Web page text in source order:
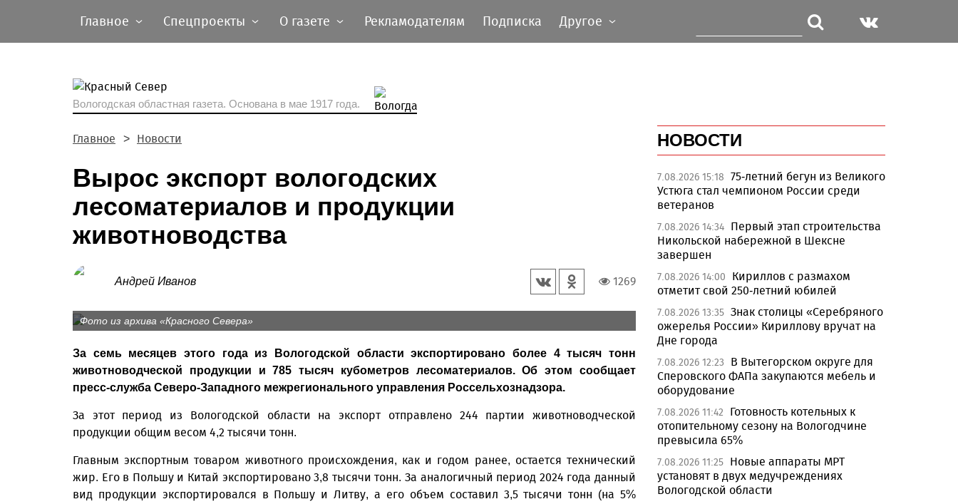
Главное Спецпроекты О газете Рекламодателям Подписка Другое
Вологодская областная газета. Основана в мае 1917 года.
Главное Новости
Вырос экспорт вологодских
лесоматериалов и продукции
животноводства
Андрей Иванов 1269
Фото из архива «Красного Севера»
За семь месяцев этого года из Вологодской области экспортировано более 4 тысяч тонн
животноводческой продукции и 785 тысяч кубометров лесоматериалов. Об этом сообщает
пресс-служба Северо-Западного межрегионального управления Россельхознадзора.
За этот период из Вологодской области на экспорт отправлено 244 партии животноводческой
продукции общим весом 4,2 тысячи тонн.
Главным экспортным товаром животного происхождения, как и годом ранее, остается технический
жир. Его в Польшу и Китай экспортировано 3,8 тысячи тонн. За аналогичный период 2024 года данный
вид продукции экспортировался в Польшу и Литву, а его объем составил 3,5 тысячи тонн (на 5%
НОВОСТИ
7.08.2026 15:18 75-летний бегун из Великого
Устюга стал чемпионом России среди
ветеранов
7.08.2026 14:34 Первый этап строительства
Никольской набережной в Шексне
завершен
7.08.2026 14:00
Кириллов с размахом
отметит свой 250-летний юбилей
7.08.2026 13:35 Знак столицы «Серебряного
ожерелья России» Кириллову вручат на
Дне города
7.08.2026 12:23
В Вытегорском округе для
Сперовского ФАПа закупаются мебель и
оборудование
7.08.2026 11:42
Готовность котельных к
отопительному сезону на Вологодчине
превысила 65%
7.08.2026 11:25 Новые аппараты МРТ
установят в двух медучреждениях
Вологодской области